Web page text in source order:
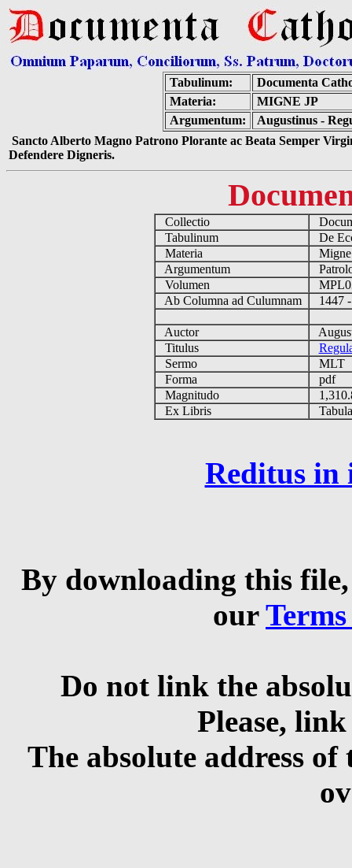
Tabulinum:
Documenta
Materia:
MIGNE JP
Argumentum:
Augustinus -
Sancto Alberto Magno Patrono Plorante ac Beata Semper
Defendere Digneris.
Collectio
Tabulinum
De
Materia
Argumentum
Volumen
Ab Columna ad Culumnam
1447
Auctor
Titulus
Sermo
MLT
Forma
pdf
Magnitudo
Ex Libris
Reditus in
By downloading this
our
Do not link the
Please,
The absolute address